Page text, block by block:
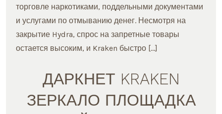
торговле наркотиками, поддельными документами
и услугами по отмыванию денег. Несмотря на
закрытие Hydra, спрос на запретные товары
остается высоким, и Kraken быстро […]
ДАРКНЕТ KRAKEN
ЗЕРКАЛО ПЛОЩАДКА